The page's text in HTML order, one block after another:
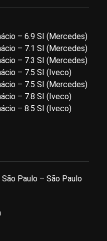
– 6.9 SI (Mercedes)
– 7.1 SI (Mercedes)
– 7.3 SI (Mercedes)
– 7.5 SI (Iveco)
– 7.5 SI (Mercedes)
– 7.8 SI (Iveco)
– 8.5 SI (Iveco)
Paulo – São Paulo